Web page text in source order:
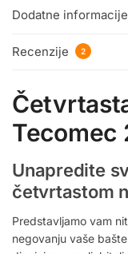
Dodatne informacije
Recenzije 2
Tecomec
Unapredite
četvrtastom
Predstavljamo vam
negovanju vaše